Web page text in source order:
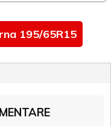
195/65R15